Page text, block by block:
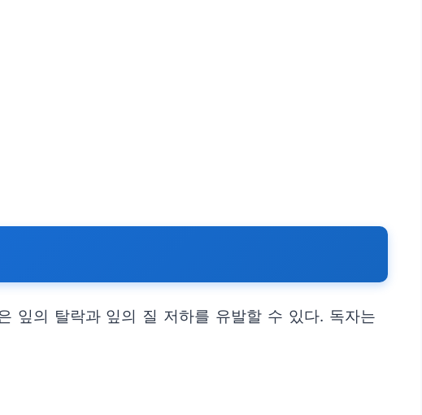
잎의 탈락과 잎의 질 저하를 유발할 수 있다. 독자는